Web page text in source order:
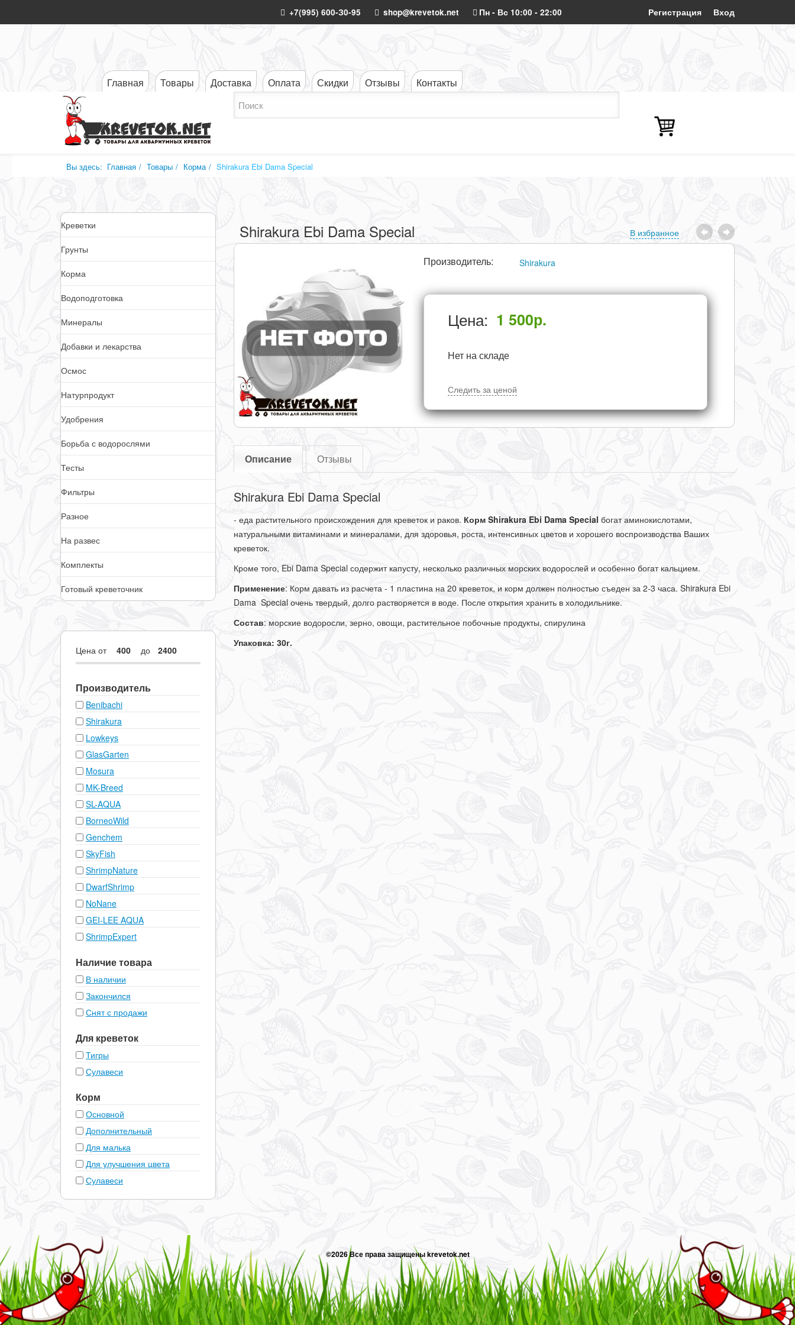
+7(995) 600-З0-95 shop@krevetok.net Пн - Вс 10:00 - 22:00 Регистрация Вход
Главная Товары Доставка Оплата Скидки Отзывы Контакты
Вы здесь: Главная Товары Корма Shirakura Ebi Dama Special
Креветки
Грунты
Корма
Водоподготовка
Минералы
Добавки и лекарства
Осмос
Натурпродукт
Удобрения
Борьба с водорослями
Тесты
Фильтры
Разное
На развес
Комплекты
Готовый креветочник
Цена от до
Производитель
Benibachi
Shirakura
Lowkeys
GlasGarten
Mosura
MK-Breed
SL-AQUA
BorneoWild
Genchem
SkyFish
ShrimpNature
DwarfShrimp
NoNane
GEI-LEE AQUA
ShrimpExpert
Наличие товара
В наличии
Закончился
Снят с продажи
Для креветок
Тигры
Сулавеси
Корм
Основной
Дополнительный
Для малька
Для улучшения цвета
Сулавеси
Shirakura Ebi Dama Special В избранное
Производитель: Shirakura
Цена: 1 500р.
Нет на складе
Следить за ценой
Описание Отзывы
Shirakura Ebi Dama Special
- еда растительного происхождения для креветок и раков. Корм Shirakura Ebi Dama Special богат аминокислотами,
натуральными витаминами и минералами, для здоровья, роста, интенсивных цветов и хорошего воспроизводства Ваших
креветок.
Кроме того, Ebi Dama Special содержит капусту, несколько различных морских водорослей и особенно богат кальцием.
Применение: Корм давать из расчета - 1 пластина на 20 креветок, и корм должен полностью съеден за 2-3 часа. Shirakura Ebi
Dama Special очень твердый, долго растворяется в воде. После открытия хранить в холодильнике.
Состав: морские водоросли, зерно, овощи, растительное побочные продукты, спирулина
Упаковка: 30г.
©2026 Все права защищены krevetok.net